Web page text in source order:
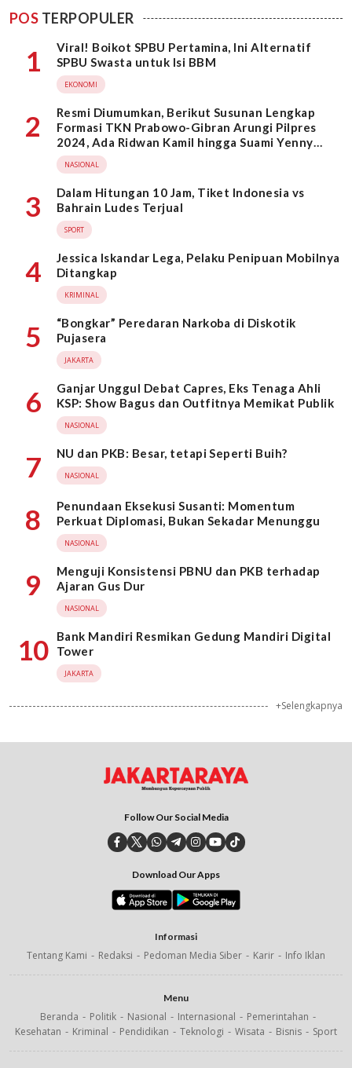
POS TERPOPULER
1
Viral! Boikot SPBU Pertamina, Ini Alternatif
SPBU Swasta untuk Isi BBM
EKONOMI
2
Resmi Diumumkan, Berikut Susunan Lengkap
Formasi TKN Prabowo-Gibran Arungi Pilpres
2024, Ada Ridwan Kamil hingga Suami Yenny
Wahid
NASIONAL
3
Dalam Hitungan 10 Jam, Tiket Indonesia vs
Bahrain Ludes Terjual
SPORT
4
Jessica Iskandar Lega, Pelaku Penipuan Mobilnya
Ditangkap
KRIMINAL
5
“Bongkar” Peredaran Narkoba di Diskotik
Pujasera
JAKARTA
6
Ganjar Unggul Debat Capres, Eks Tenaga Ahli
KSP: Show Bagus dan Outfitnya Memikat Publik
NASIONAL
7 NU dan PKB: Besar, tetapi Seperti Buih?
NASIONAL
8
Penundaan Eksekusi Susanti: Momentum
Perkuat Diplomasi, Bukan Sekadar Menunggu
NASIONAL
9
Menguji Konsistensi PBNU dan PKB terhadap
Ajaran Gus Dur
NASIONAL
10
Bank Mandiri Resmikan Gedung Mandiri Digital
Tower
JAKARTA
+Selengkapnya
Follow Our Social Media
Download Our Apps
Informasi
Tentang Kami Redaksi Pedoman Media Siber Karir Info Iklan
Menu
Beranda Politik Nasional Internasional
Pemerintahan
Kesehatan
Kriminal Pendidikan Teknologi Wisata Bisnis Sport